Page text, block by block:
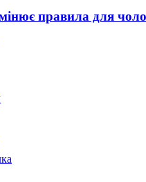
правила для